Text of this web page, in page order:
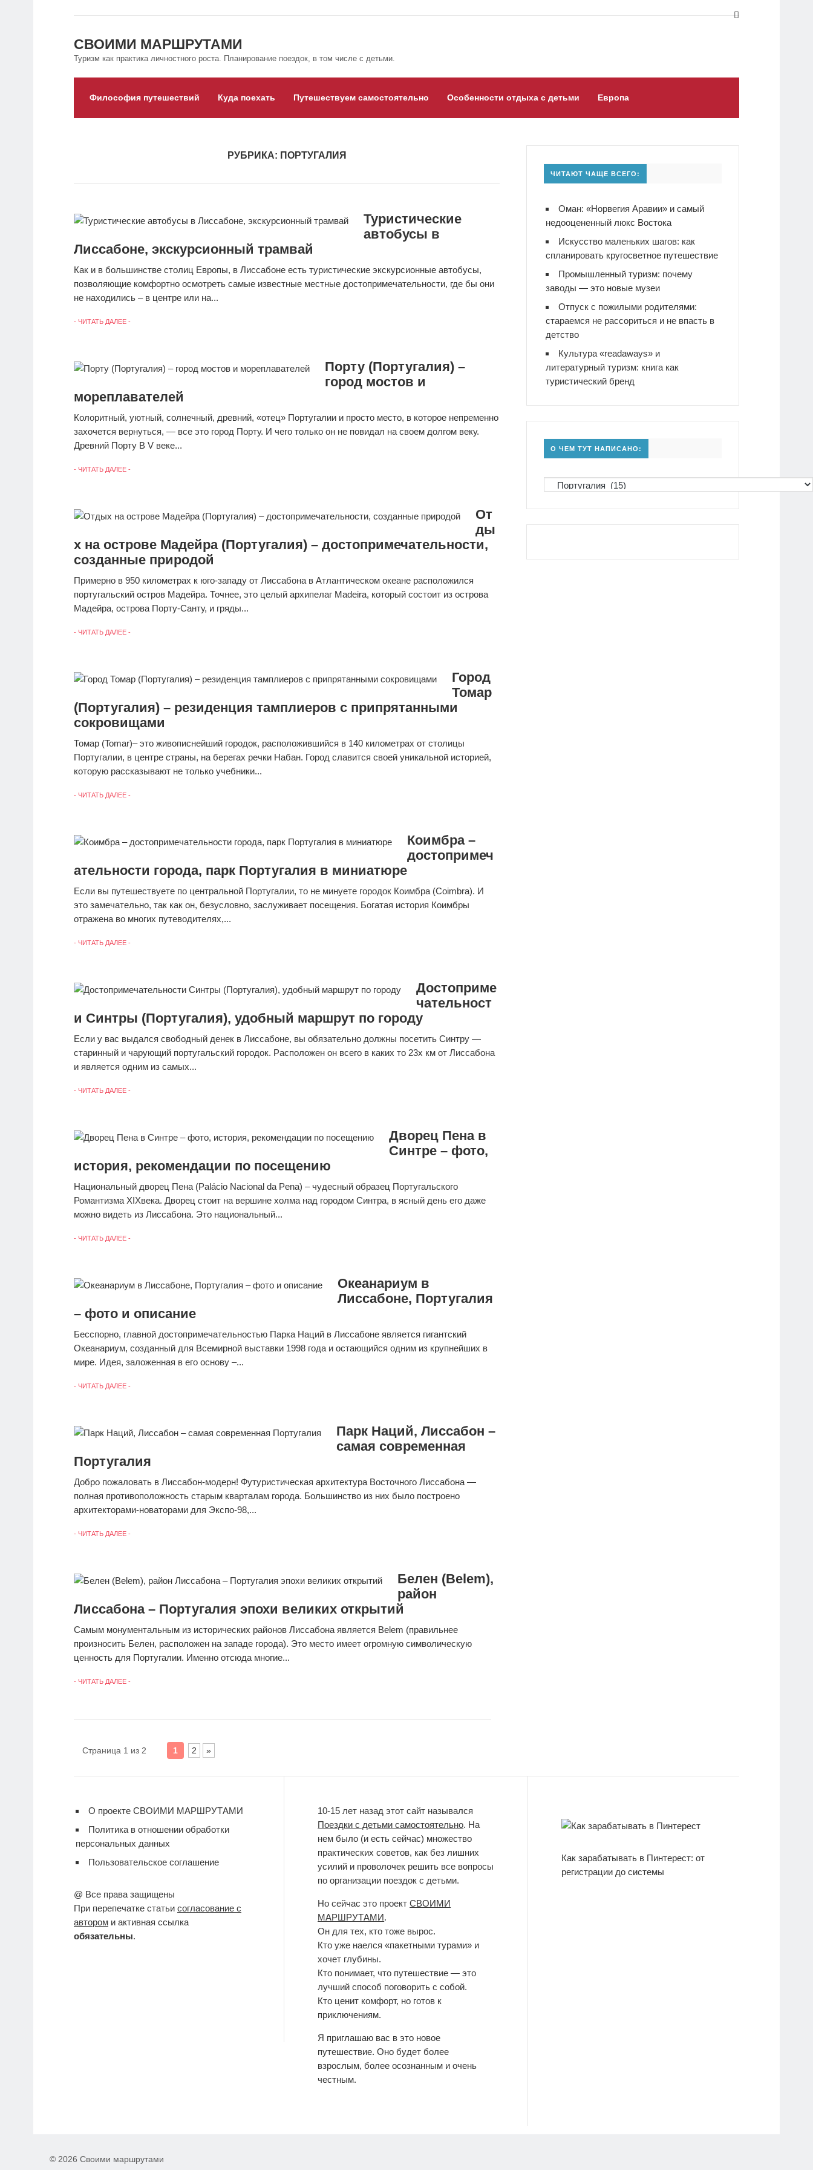
СВОИМИ МАРШРУТАМИ
Туризм как практика личностного роста. Планирование поездок, в том числе с детьми.
Философия путешествий Куда поехать Путешествуем самостоятельно Особенности отдыха с детьми Европа
РУБРИКА: ПОРТУГАЛИЯ
Туристические
автобусы в
Лиссабоне, экскурсионный трамвай
Как и в большинстве столиц Европы, в Лиссабоне есть туристические экскурсионные автобусы,
позволяющие комфортно осмотреть самые известные местные достопримечательности, где бы они
не находились – в центре или на...
- ЧИТАТЬ ДАЛЕЕ -
Порту (Португалия) –
город мостов и
мореплавателей
Колоритный, уютный, солнечный, древний, «отец» Португалии и просто место, в которое непременно
захочется вернуться, — все это город Порту. И чего только он не повидал на своем долгом веку.
Древний Порту В V веке...
- ЧИТАТЬ ДАЛЕЕ -
От
ды
х на острове Мадейра (Португалия) – достопримечательности,
созданные природой
Примерно в 950 километрах к юго-западу от Лиссабона в Атлантическом океане расположился
португальский остров Мадейра. Точнее, это целый архипелаг Madeira, который состоит из острова
Мадейра, острова Порту-Санту, и гряды...
- ЧИТАТЬ ДАЛЕЕ -
Город
Томар
(Португалия) – резиденция тамплиеров с припрятанными
сокровищами
Томар (Tomar)– это живописнейший городок, расположившийся в 140 километрах от столицы
Португалии, в центре страны, на берегах речки Набан. Город славится своей уникальной историей,
которую рассказывают не только учебники...
- ЧИТАТЬ ДАЛЕЕ -
Коимбра –
достопримеч
ательности города, парк Португалия в миниатюре
Если вы путешествуете по центральной Португалии, то не минуете городок Коимбра (Coimbra). И
это замечательно, так как он, безусловно, заслуживает посещения. Богатая история Коимбры
отражена во многих путеводителях,...
- ЧИТАТЬ ДАЛЕЕ -
Достоприме
чательност
и Синтры (Португалия), удобный маршрут по городу
Если у вас выдался свободный денек в Лиссабоне, вы обязательно должны посетить Синтру —
старинный и чарующий португальский городок. Расположен он всего в каких то 23х км от Лиссабона
и является одним из самых...
- ЧИТАТЬ ДАЛЕЕ -
Дворец Пена в
Синтре – фото,
история, рекомендации по посещению
Национальный дворец Пена (Palácio Nacional da Pena) – чудесный образец Португальского
Романтизма XIXвека. Дворец стоит на вершине холма над городом Синтра, в ясный день его даже
можно видеть из Лиссабона. Это национальный...
- ЧИТАТЬ ДАЛЕЕ -
Океанариум в
Лиссабоне, Португалия
– фото и описание
Бесспорно, главной достопримечательностью Парка Наций в Лиссабоне является гигантский
Океанариум, созданный для Всемирной выставки 1998 года и остающийся одним из крупнейших в
мире. Идея, заложенная в его основу –...
- ЧИТАТЬ ДАЛЕЕ -
Парк Наций, Лиссабон –
самая современная
Португалия
Добро пожаловать в Лиссабон-модерн! Футуристическая архитектура Восточного Лиссабона —
полная противоположность старым кварталам города. Большинство из них было построено
архитекторами-новаторами для Экспо-98,...
- ЧИТАТЬ ДАЛЕЕ -
Белен (Belem),
район
Лиссабона – Португалия эпохи великих открытий
Самым монументальным из исторических районов Лиссабона является Belem (правильнее
произносить Белен, расположен на западе города). Это место имеет огромную символическую
ценность для Португалии. Именно отсюда многие...
- ЧИТАТЬ ДАЛЕЕ -
Страница 1 из 2 1 2 »
ЧИТАЮТ ЧАЩЕ ВСЕГО:
Оман: «Норвегия Аравии» и самый
недооцененный люкс Востока
Искусство маленьких шагов: как
спланировать кругосветное путешествие
Промышленный туризм: почему
заводы — это новые музеи
Отпуск с пожилыми родителями:
стараемся не рассориться и не впасть в
детство
Культура «readaways» и
литературный туризм: книга как
туристический бренд
О ЧЕМ ТУТ НАПИСАНО:
О проекте СВОИМИ МАРШРУТАМИ
Политика в отношении обработки
персональных данных
Пользовательское соглашение
@ Все права защищены
При перепечатке статьи согласование с
автором и активная ссылка
обязательны.
10-15 лет назад этот сайт назывался
Поездки с детьми самостоятельно. На
нем было (и есть сейчас) множество
практических советов, как без лишних
усилий и проволочек решить все вопросы
по организации поездок с детьми.
Но сейчас это проектСВОИМИ
МАРШРУТАМИ.
Он для тех, кто тоже вырос.
Кто уже наелся «пакетными турами» и
хочет глубины.
Кто понимает, что путешествие — это
лучший способ поговорить с собой.
Кто ценит комфорт, но готов к
приключениям.
Я приглашаю вас в это новое
путешествие. Оно будет более
взрослым, более осознанным и очень
честным.
Как зарабатывать в Пинтерест: от
регистрации до системы
© 2026 Своими маршрутами